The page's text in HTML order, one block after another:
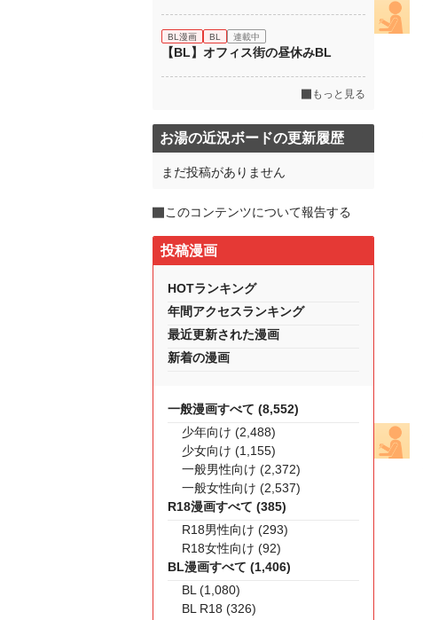
BL漫画 BL 連載中
【BL】オフィス街の昼休みBL
もっと見る
お湯の近況ボードの更新履歴
まだ投稿がありません
このコンテンツについて報告する
投稿漫画
HOTランキング
年間アクセスランキング
最近更新された漫画
新着の漫画
一般漫画すべて (8,552)
少年向け (2,488)
少女向け (1,155)
一般男性向け (2,372)
一般女性向け (2,537)
R18漫画すべて (385)
R18男性向け (293)
R18女性向け (92)
BL漫画すべて (1,406)
BL (1,080)
BL R18 (326)